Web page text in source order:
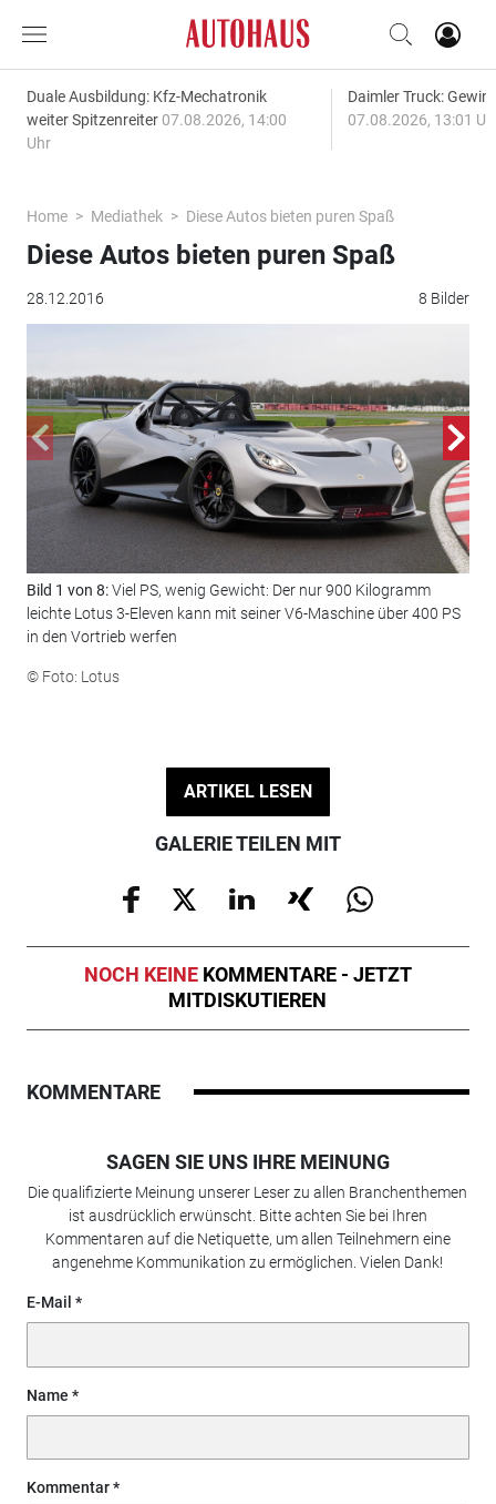
Duale Ausbildung: Kfz-Mechatronik
weiter Spitzenreiter 07.08.2026, 14:00
Uhr
Daimler Truck:
07.08.2026, 13:01
Home Mediathek Diese Autos bieten puren Spaß
28.12.2016 8 Bilder
Diese Autos bieten puren Spaß
Bild 1 von 8:Viel PS, wenig Gewicht: Der nur 900 Kilogramm
leichte Lotus 3-Eleven kann mit seiner V6-Maschine über 400 PS
in den Vortrieb werfen
© Foto: Lotus
ARTIKEL LESEN
GALERIE TEILEN MIT
NOCH KEINE KOMMENTARE - JETZT
MITDISKUTIEREN
KOMMENTARE
SAGEN SIE UNS IHRE MEINUNG
Die qualifizierte Meinung unserer Leser zu allen Branchenthemen
ist ausdrücklich erwünscht. Bitte achten Sie bei Ihren
Kommentaren auf die Netiquette, um allen Teilnehmern eine
angenehme Kommunikation zu ermöglichen. Vielen Dank!
E-Mail
Name
Kommentar